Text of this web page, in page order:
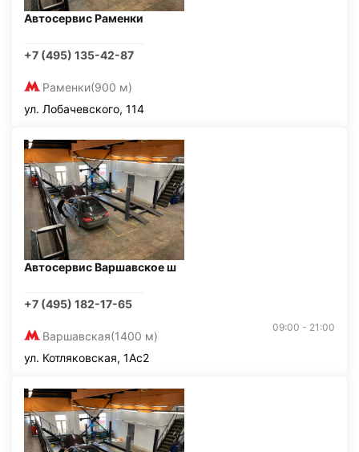
Автосервис Раменки
+7 (495) 135-42-87
Раменки(900 м)
ул. Лобачевского, 114
Автосервис Варшавское ш
+7 (495) 182-17-65
Варшавская(1400 м)
09:00 - 21:00
ул. Котляковская, 1Ас2